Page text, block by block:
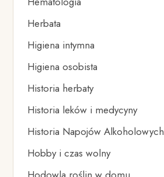
Herbata
Higiena intymna
Higiena osobista
Historia herbaty
Historia leków i medycyny
Historia Napojów Alkoholowych
Hobby i czas wolny